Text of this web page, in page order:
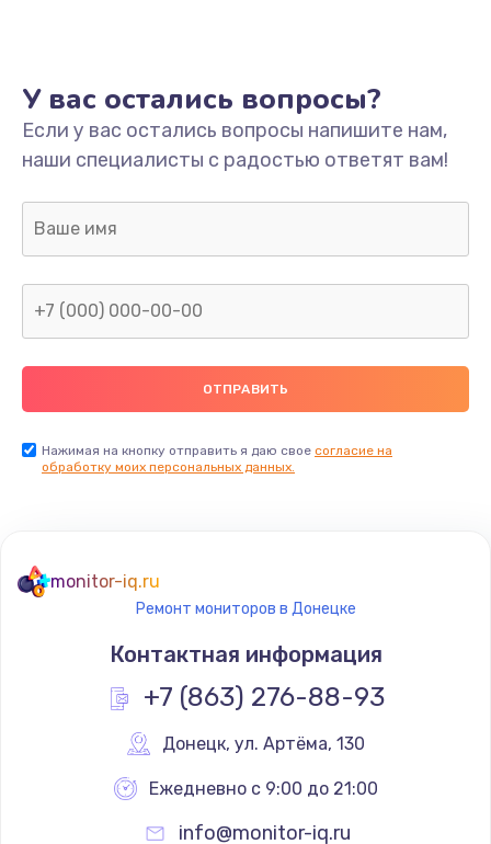
Заказать
Не включается
Нет звука
Не видит флешку
400 руб.
Заказать
Не сопряжается с устройством
900 руб.
Заказать
Помехи и искажение звука
900 руб.
У вас остались вопросы?
Если у вас остались вопросы напишите нам,
наши специалисты с радостью ответят вам!
Нажимая на кнопку отправить я даю свое согласие на
обработку моих персональных данных.
monitor-iq.ru
Ремонт мониторов в Донецке
Контактная информация
+7 (863) 276-88-93
Донецк, ул. Артёма, 130
Ежедневно с 9:00 до 21:00
info@monitor-iq.ru